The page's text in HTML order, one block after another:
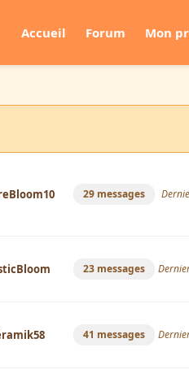
Accueil Forum Mon
29 messages
23 messages
41 messages